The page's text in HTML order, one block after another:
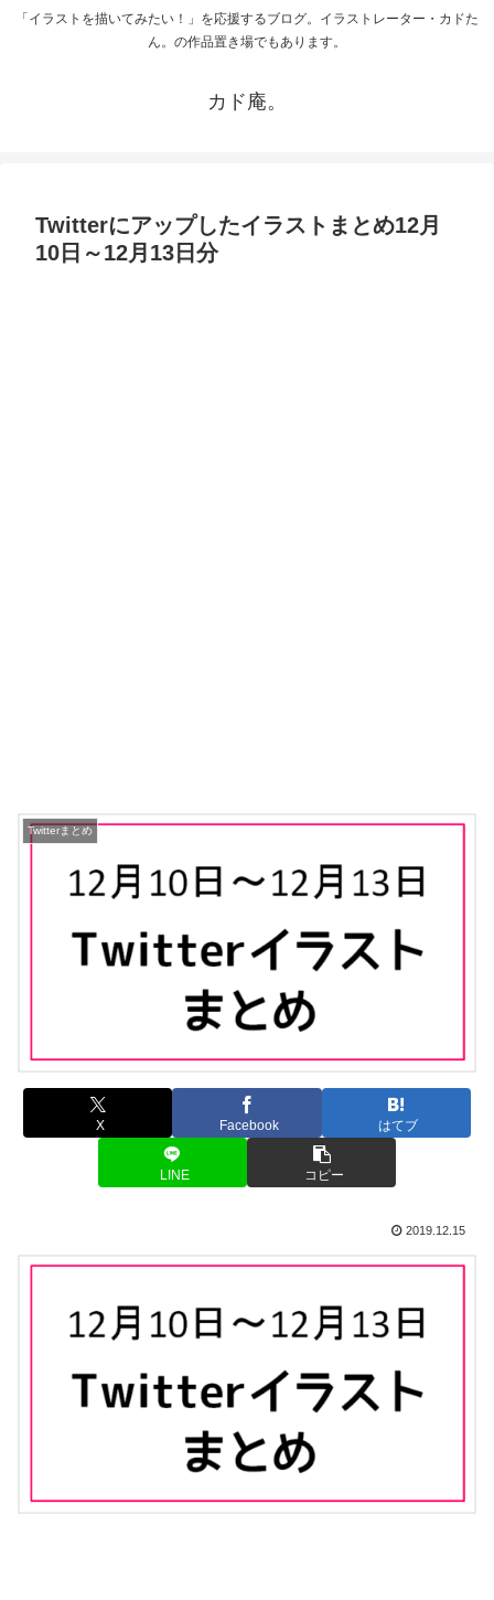
「イラストを描いてみたい！」を応援するブログ。イラストレーター・カドた
ん。の作品置き場でもあります。
カド庵。
Twitterにアップしたイラストまとめ12月
10日～12月13日分
Twitterまとめ
X Facebook はてブ
LINE コピー
2019.12.15